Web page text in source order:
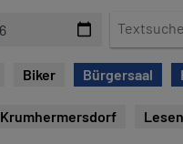
x
t
u
Biker Bürgersaal
Krumhermersdorf